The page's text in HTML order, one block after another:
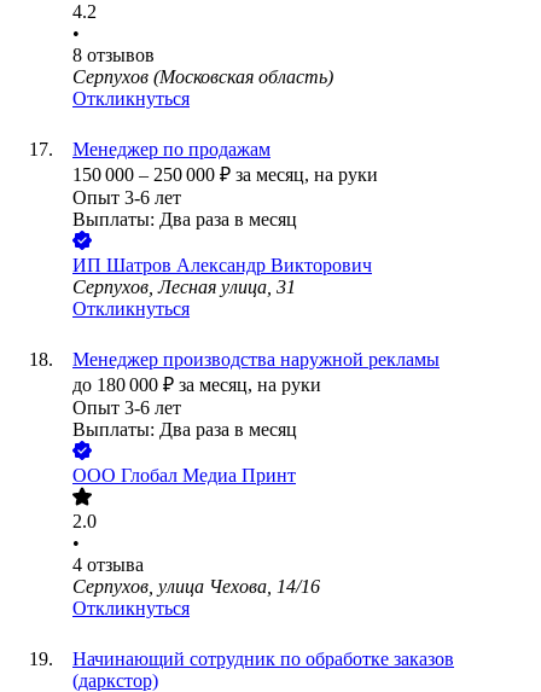
4.2
•
8 отзывов
Серпухов (Московская область)
Откликнуться
Менеджер по продажам
150 000 – 250 000 ₽ за месяц, на руки
Опыт 3-6 лет
Выплаты: Два раза в месяц
ИП Шатров Александр Викторович
Серпухов, Лесная улица, 31
Откликнуться
Менеджер производства наружной рекламы
до 180 000 ₽ за месяц, на руки
Опыт 3-6 лет
Выплаты: Два раза в месяц
ООО Глобал Медиа Принт
2.0
•
4 отзыва
Серпухов, улица Чехова, 14/16
Откликнуться
Начинающий сотрудник по обработке заказов
(даркстор)